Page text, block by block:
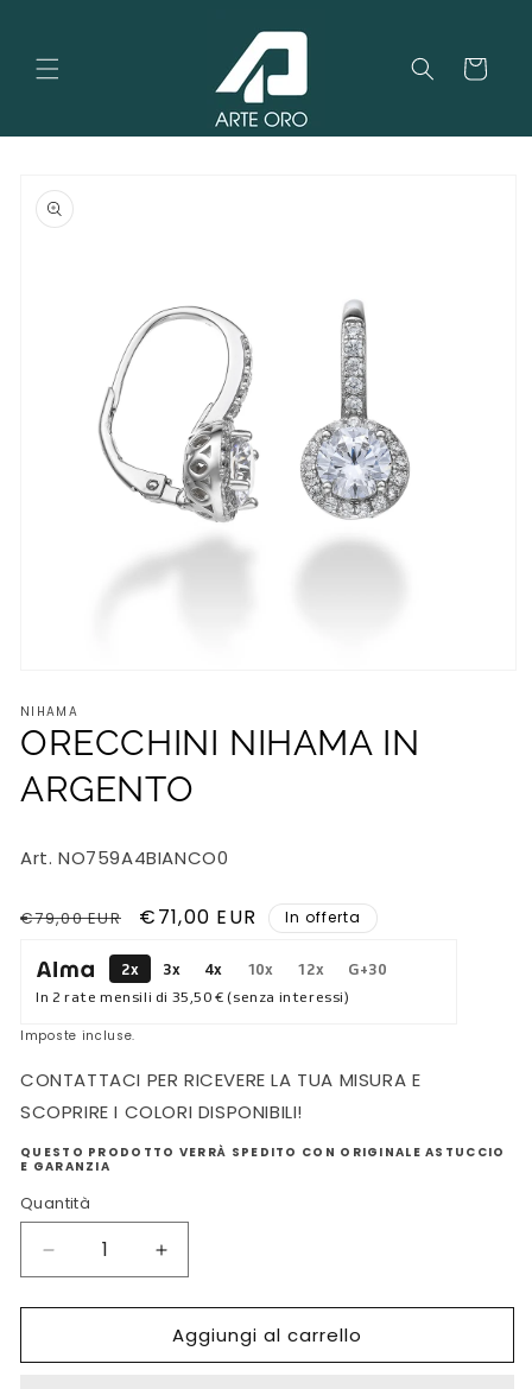
Carrello
informazioni
sul
prodotto
multimediali
1
in
modale
NIHAMA
ORECCHINI NIHAMA IN
ARGENTO
Art. NO759A4BIANCO0
Prezzo
listino
€79,00 EUR
Prezzo
€71,00 EUR In offerta
2x 3x 4x 10x 12x
G+30
In 2 rate mensili di 35,50 € (senza interessi)
Imposte incluse.
CONTATTACI PER RICEVERE LA TUA MISURA E
SCOPRIRE I COLORI DISPONIBILI!
QUESTO PRODOTTO VERRÀ SPEDITO CON ORIGINALE ASTUCCIO
E GARANZIA
Quantità
Diminuisci
quantità
per
NIHAMA
Aumenta
quantità
per
ORECCHINI
NIHAMA
Aggiungi al carrello